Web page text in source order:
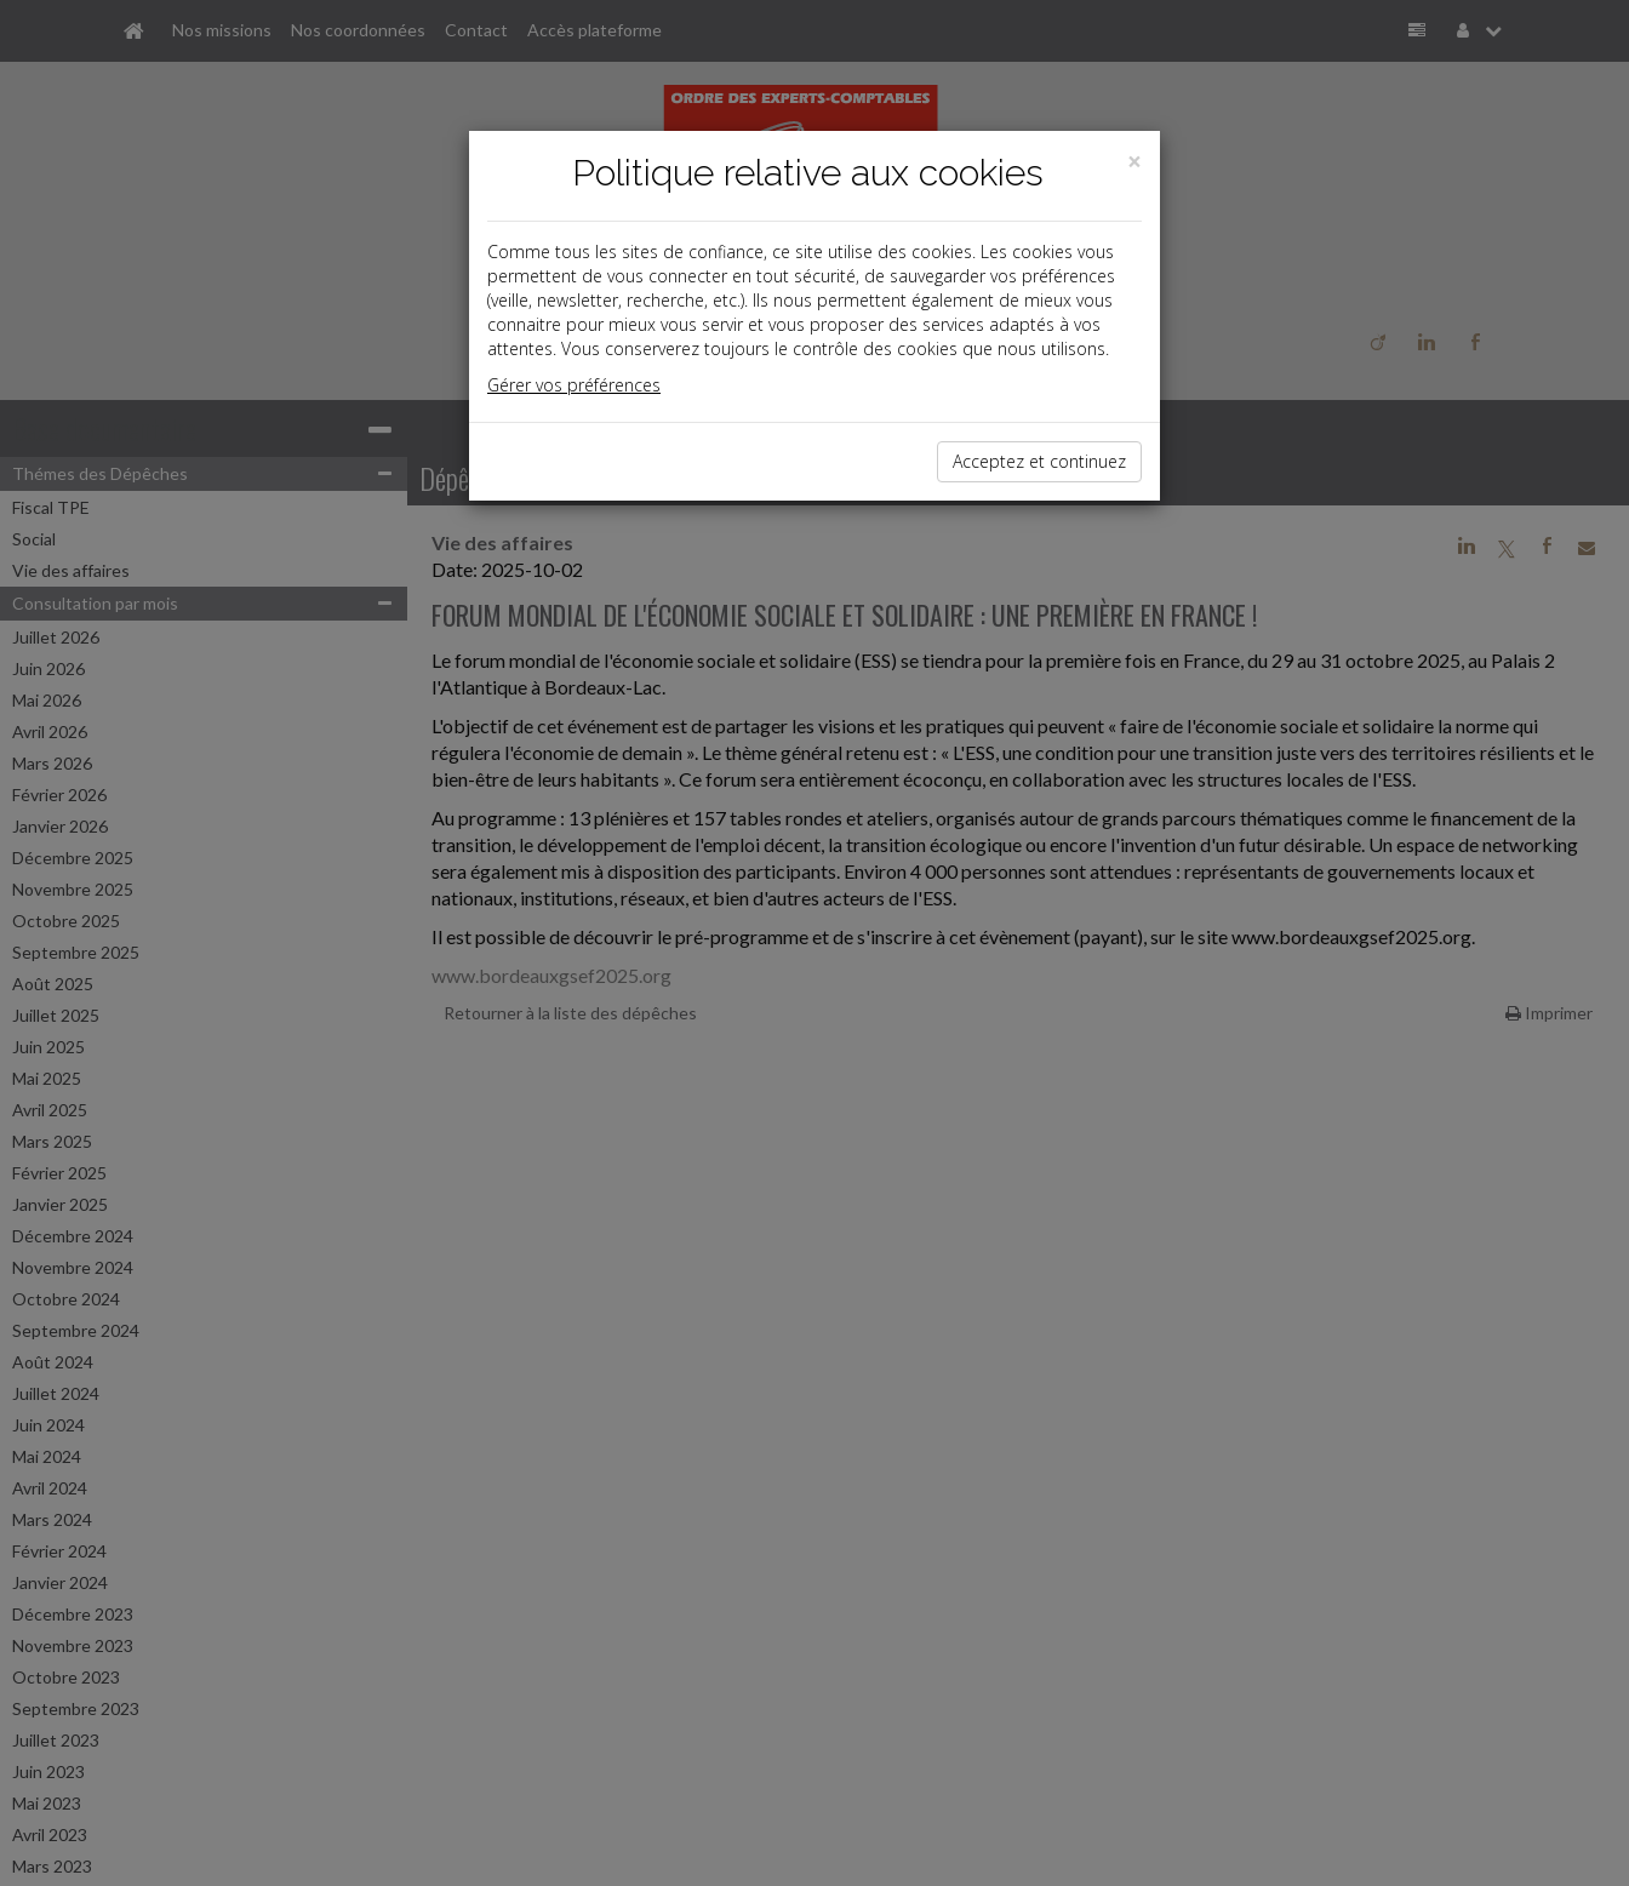
Nos missions Nos coordonnées Contact Accès plateforme
b
j
k
Thémes des Dépêches
Fiscal TPE
Social
Vie des affaires
Consultation par mois
Juillet 2026
Juin 2026
Mai 2026
Avril 2026
Mars 2026
Février 2026
Janvier 2026
Décembre 2025
Novembre 2025
Octobre 2025
Septembre 2025
Août 2025
Juillet 2025
Juin 2025
Mai 2025
Avril 2025
Mars 2025
Février 2025
Janvier 2025
Décembre 2024
Novembre 2024
Octobre 2024
Septembre 2024
Août 2024
Juillet 2024
Juin 2024
Mai 2024
Avril 2024
Mars 2024
Février 2024
Janvier 2024
Décembre 2023
Novembre 2023
Octobre 2023
Septembre 2023
Juillet 2023
Juin 2023
Mai 2023
Avril 2023
Mars 2023
Dépêches
j a b
Vie des affaires
Date: 2025-10-02
FORUM MONDIAL DE L'ÉCONOMIE SOCIALE ET SOLIDAIRE : UNE PREMIÈRE EN FRANCE !
Le forum mondial de l'économie sociale et solidaire (ESS) se tiendra pour la première fois en France, du 29 au 31 octobre 2025, au Palais 2
l'Atlantique à Bordeaux-Lac.
L'objectif de cet événement est de partager les visions et les pratiques qui peuvent « faire de l'économie sociale et solidaire la norme qui
régulera l'économie de demain ». Le thème général retenu est : « L'ESS, une condition pour une transition juste vers des territoires résilients et le
bien-être de leurs habitants ». Ce forum sera entièrement écoconçu, en collaboration avec les structures locales de l'ESS.
Au programme : 13 plénières et 157 tables rondes et ateliers, organisés autour de grands parcours thématiques comme le financement de la
transition, le développement de l'emploi décent, la transition écologique ou encore l'invention d'un futur désirable. Un espace de networking
sera également mis à disposition des participants. Environ 4 000 personnes sont attendues : représentants de gouvernements locaux et
nationaux, institutions, réseaux, et bien d'autres acteurs de l'ESS.
Il est possible de découvrir le pré-programme et de s'inscrire à cet évènement (payant), sur le site www.bordeauxgsef2025.org.
www.bordeauxgsef2025.org
Retourner à la liste des dépêches Imprimer
×
Politique relative aux cookies
Comme tous les sites de confiance, ce site utilise des cookies. Les cookies vous
permettent de vous connecter en tout sécurité, de sauvegarder vos préférences
(veille, newsletter, recherche, etc.). Ils nous permettent également de mieux vous
connaitre pour mieux vous servir et vous proposer des services adaptés à vos
attentes. Vous conserverez toujours le contrôle des cookies que nous utilisons.
Gérer vos préférences
Acceptez et continuez